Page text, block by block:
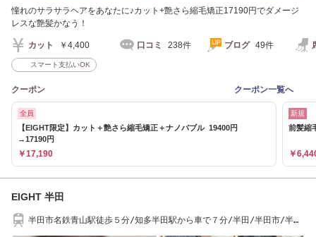
憧れのサラサラヘアをあなたに♪カット+艶さら縮毛矯正17190円でダメージ
レスな艶髪かなう！
カット ￥4,400 口コミ 238件 ブログ 49件
スマート支払いOK
クーポン クーポン一覧へ
全員
【EIGHT限定】カット＋艶さら縮毛矯正＋ナノバブル 19400円
→17190円
￥17,190
新規
前髪縮
￥
EIGHT 半田
半田市名鉄青山駅徒歩５分/知多半田駅から車で７分/半田/半田市/半田